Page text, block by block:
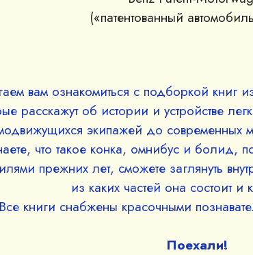
(«патентованный
вам ознакомиться с подборкой книг
расскажут об истории и устройстве
экипажей до современных
что такое конка, омнибус и болид,
прежних лет, сможете заглянуть
из каких частей она состоит и
Все книги снабжены красочными
Поехали!